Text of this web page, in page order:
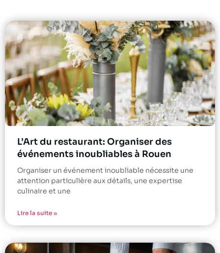
L’Art du restaurant: Organiser des
événements inoubliables à Rouen
Organiser un événement inoubliable nécessite une
attention particulière aux détails, une expertise
culinaire et une
Lire la suite »